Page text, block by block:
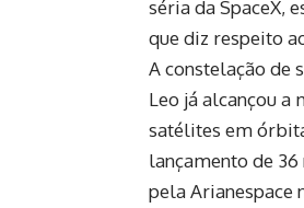
séria da SpaceX,
que diz respeito
A constelação de
Leo já alcançou a
satélites em
lançamento de 36
pela Arianespace